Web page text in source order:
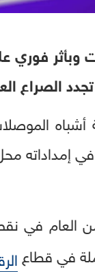
فوري
الصراع
إمداداته
في
في قطاع